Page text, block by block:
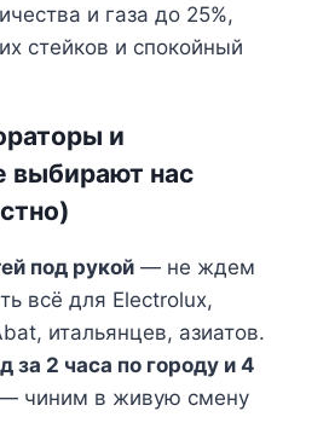
и газа до 25%,
стейков и спокойный
и
выбирают нас
под рукой — не ждем
всё для Electrolux,
итальянцев, азиатов.
за 2 часа по городу и 4
чиним в живую смену